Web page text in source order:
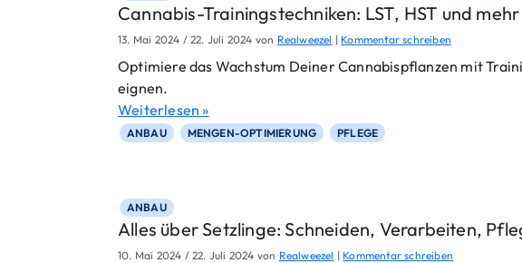
Cannabis-Trainingstechniken: LST, HST und mehr
13. Mai 2024 / 22. Juli 2024 von Realweezel | Kommentar schreiben
Optimiere das Wachstum Deiner Cannabispflanzen mit
eignen.
Weiterlesen »
ANBAU MENGEN-OPTIMIERUNG PFLEGE
ANBAU
Alles über Setzlinge: Schneiden, Verarbeiten,
10. Mai 2024 / 22. Juli 2024 von Realweezel | Kommentar schreiben